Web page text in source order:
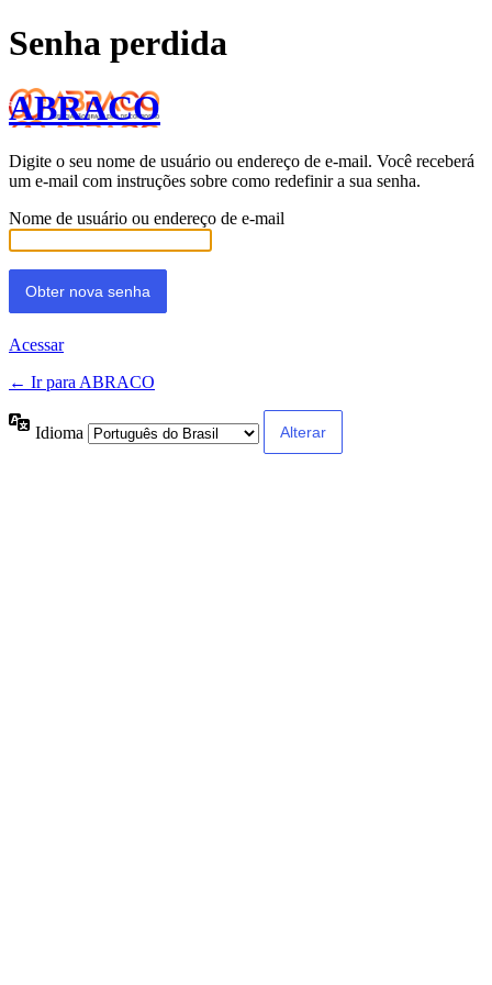
Senha perdida
ABRACO
Digite o seu nome de usuário ou endereço de e-mail. Você receberá
um e-mail com instruções sobre como redefinir a sua senha.
Nome de usuário ou endereço de e-mail
Acessar
← Ir para ABRACO
Idioma